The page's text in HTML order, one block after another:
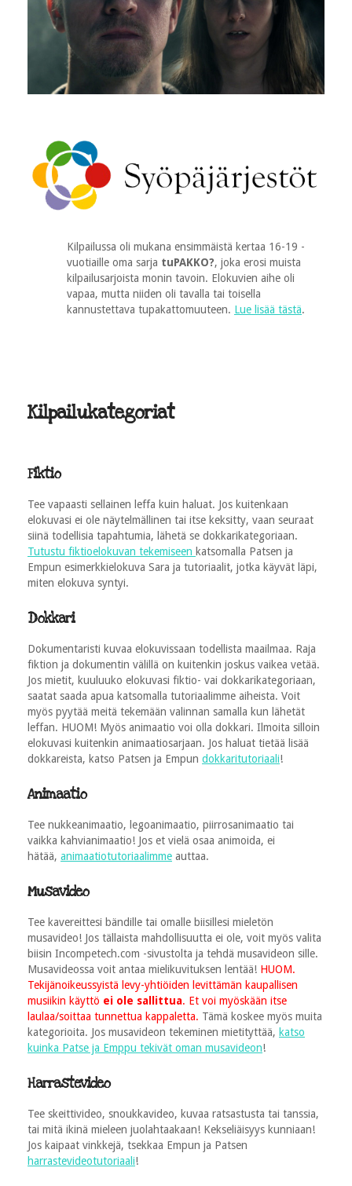
Kilpailussa oli mukana ensimmäistä kertaa 16-19 -
vuotiaille oma sarja tuPAKKO?, joka erosi muista
kilpailusarjoista monin tavoin. Elokuvien aihe oli
vapaa, mutta niiden oli tavalla tai toisella
kannustettava tupakattomuuteen. Lue lisää tästä.
Kilpailukategoriat
Fiktio
Tee vapaasti sellainen leffa kuin haluat. Jos kuitenkaan
elokuvasi ei ole näytelmällinen tai itse keksitty, vaan seuraat
siinä todellisia tapahtumia, lähetä se dokkarikategoriaan.
Tutustu fiktioelokuvan tekemiseen katsomalla Patsen ja
Empun esimerkkielokuva Sara ja tutoriaalit, jotka käyvät läpi,
miten elokuva syntyi.
Dokkari
Dokumentaristi kuvaa elokuvissaan todellista maailmaa. Raja
fiktion ja dokumentin välillä on kuitenkin joskus vaikea vetää.
Jos mietit, kuuluuko elokuvasi fiktio- vai dokkarikategoriaan,
saatat saada apua katsomalla tutoriaalimme aiheista. Voit
myös pyytää meitä tekemään valinnan samalla kun lähetät
leffan. HUOM! Myös animaatio voi olla dokkari. Ilmoita silloin
elokuvasi kuitenkin animaatiosarjaan. Jos haluat tietää lisää
dokkareista, katso Patsen ja Empun dokkaritutoriaali!
Animaatio
Tee nukkeanimaatio, legoanimaatio, piirrosanimaatio tai
vaikka kahvianimaatio! Jos et vielä osaa animoida, ei
hätää, animaatiotutoriaalimme auttaa.
Musavideo
Tee kavereittesi bändille tai omalle biisillesi mieletön
musavideo! Jos tällaista mahdollisuutta ei ole, voit myös valita
biisin Incompetech.com -sivustolta ja tehdä musavideon sille.
Musavideossa voit antaa mielikuvituksen lentää! HUOM.
Tekijänoikeussyistä levy-yhtiöiden levittämän kaupallisen
musiikin käyttö ei ole sallittua. Et voi myöskään itse
laulaa/soittaa tunnettua kappaletta. Tämä koskee myös muita
kategorioita. Jos musavideon tekeminen mietityttää, katso
kuinka Patse ja Emppu tekivät oman musavideon!
Harrastevideo
Tee skeittivideo, snoukkavideo, kuvaa ratsastusta tai tanssia,
tai mitä ikinä mieleen juolahtaakaan! Kekseliäisyys kunniaan!
Jos kaipaat vinkkejä, tsekkaa Empun ja Patsen
harrastevideotutoriaali!